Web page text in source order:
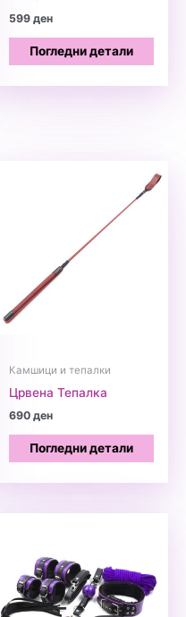
599ден
Погледни детали
Камшици и тепалки
Црвена Тепалка
690ден
Погледни детали